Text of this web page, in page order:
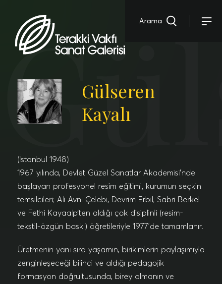
Arama
Gülseren
Kayalı
(İstanbul 1948)
1967 yılında, Devlet Güzel Sanatlar Akademisi’nde
başlayan profesyonel resim eğitimi, kurumun seçkin
temsilcileri; Ali Avni Çelebi, Devrim Erbil, Sabri Berkel
ve Fethi Kayaalp’ten aldığı çok disiplinli (resim-
tekstil-özgün baskı) öğretileriyle 1977’de tamamlanır.
Üretmenin yanı sıra yaşamın, birikimlerin paylaşımıyla
zenginleşeceği bilinci ve aldığı pedagojik
formasyon doğrultusunda, birey olmanın ve